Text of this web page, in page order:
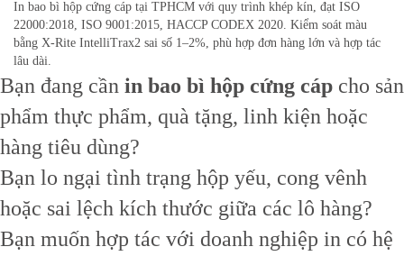
In bao bì hộp cứng cáp tại TPHCM với quy trình khép kín, đạt ISO
22000:2018, ISO 9001:2015, HACCP CODEX 2020. Kiểm soát màu
bằng X-Rite IntelliTrax2 sai số 1–2%, phù hợp đơn hàng lớn và hợp tác
lâu dài.
Bạn đang cần in bao bì hộp cứng cáp cho sản
phẩm thực phẩm, quà tặng, linh kiện hoặc
hàng tiêu dùng?
Bạn lo ngại tình trạng hộp yếu, cong vênh
hoặc sai lệch kích thước giữa các lô hàng?
Bạn muốn hợp tác với doanh nghiệp in có hệ